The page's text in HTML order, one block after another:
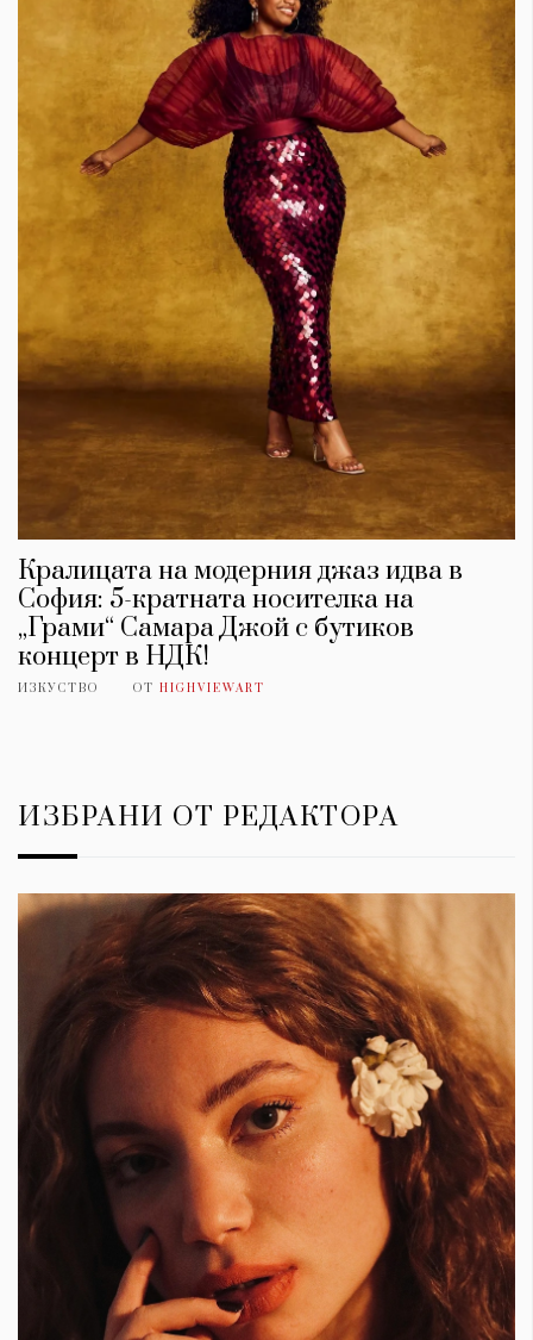
Кралицата на модерния джаз идва в
София: 5-кратната носителка на
„Грами“ Самара Джой с бутиков
концерт в НДК!
ИЗКУСТВО ОТ HIGHVIEWART
ИЗБРАНИ ОТ РЕДАКТОРА